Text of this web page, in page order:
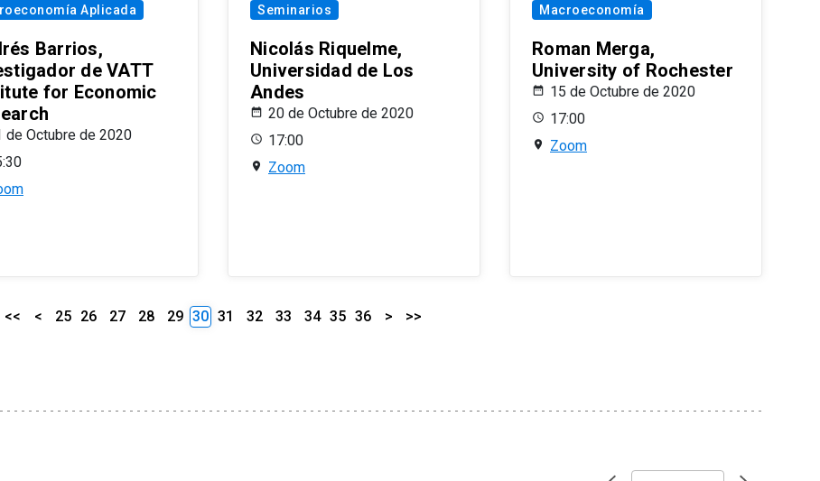
Aplicada
Barrios,
de VATT
for Economic
de Octubre de 2020
Seminarios
Nicolás Riquelme,
Universidad de Los
Andes
20 de Octubre de 2020
17:00
Zoom
Macroeconomía
Roman Merga,
University of Rochester
15 de Octubre de 2020
17:00
Zoom
<< < 25 26 27 28 29 30 31 32 33 34 35 36 > >>